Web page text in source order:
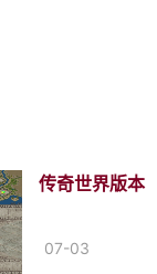
传奇世界版本
07-03